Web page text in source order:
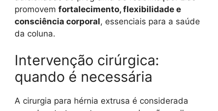
promovem fortalecimento, flexibilidade e
consciência corporal, essenciais para a saúde
da coluna.
Intervenção cirúrgica:
quando é necessária
A cirurgia para hérnia extrusa é considerada